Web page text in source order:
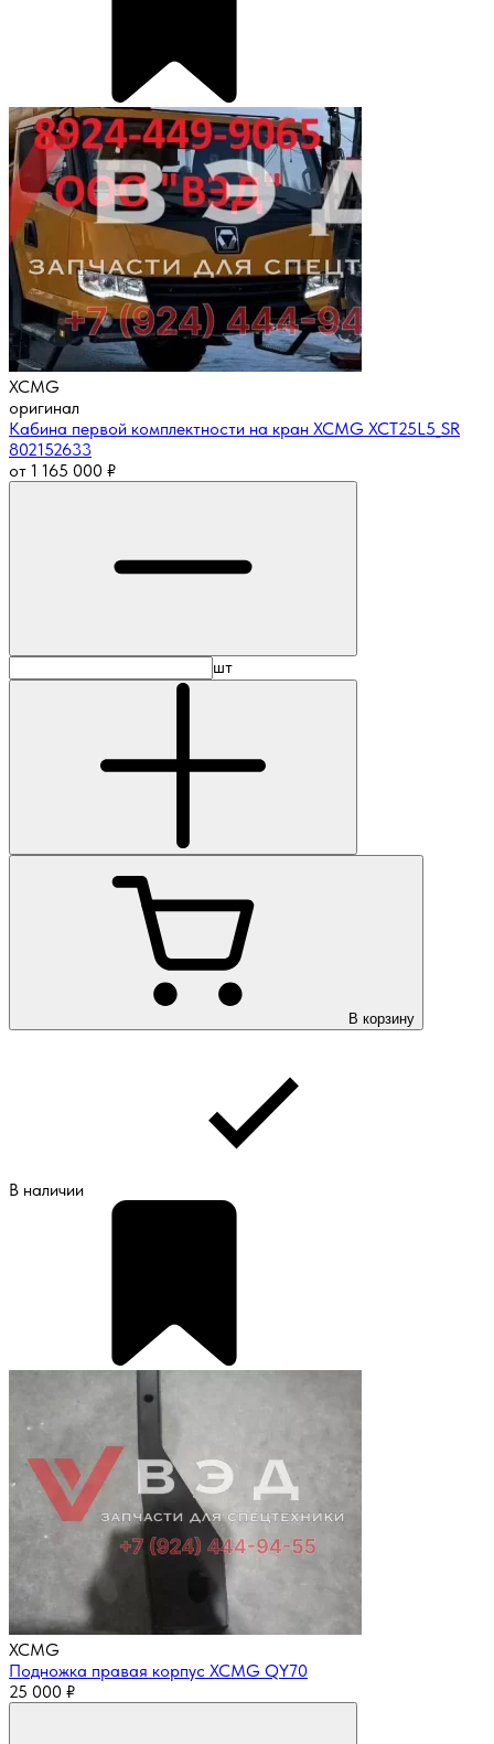
XCMG
оригинал
Кабина первой комплектности на кран XCMG XCT25L5_SR
802152633
от 1 165 000 ₽
шт
В корзину
В наличии
XCMG
Подножка правая корпус XCMG QY70
25 000 ₽